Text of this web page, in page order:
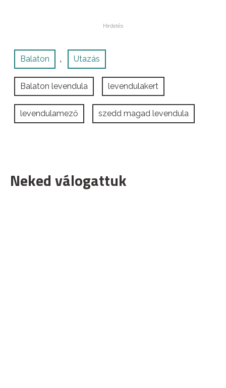
Balaton , Utazás
Balaton levendula levendulakert
levendulamező szedd magad levendula
Neked válogattuk